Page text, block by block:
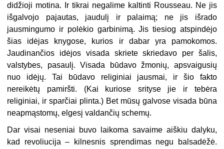
didžioji motina. Ir tikrai negalime kaltinti Rousseau. Ne jis
išgalvojo pajautas, jaudulį ir palaimą; ne jis išrado
jausmingumo ir polėkio garbinimą. Jis tiesiog atspindėjo
šias idėjas knygose, kurios ir dabar yra pamokomos.
Jaudinančios idėjos visada skriete skriedavo per šalis,
valstybes, pasaulį. Visada būdavo žmonių, apsvaigusių
nuo idėjų. Tai būdavo religiniai jausmai, ir šio fakto
nereikėtų pamiršti. (Kai kuriose srityse jie ir tebėra
religiniai, ir sparčiai plinta.) Bet mūsų galvose visada būna
neapmąstomų, elgesį valdančių schemų.
Dar visai neseniai buvo laikoma savaime aiškiu dalyku,
kad revoliucija – kilnesnis sprendimas negu balsadėžė.